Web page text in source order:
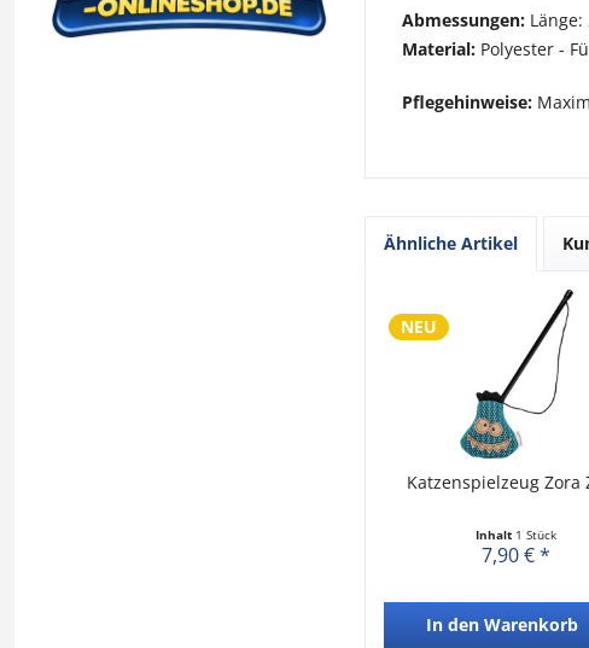
Abmessungen:
Material: Polyester -
Pflegehinweise:
Ähnliche Artikel
NEU
Katzenspielzeug Zora
Inhalt 1 Stück
7,90 € *
In den Warenkorb